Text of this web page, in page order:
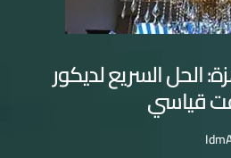
الحل السريع لديكور
قياسي